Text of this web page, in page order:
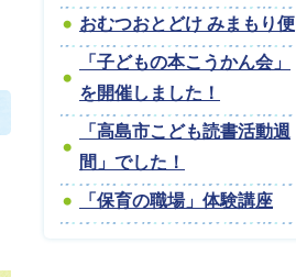
おむつおとどけ みまもり便
「子どもの本こうかん会」
を開催しました！
「高島市こども読書活動週
間」でした！
「保育の職場」体験講座